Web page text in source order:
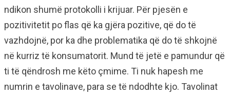
ndikon shumë protokolli i krijuar. Për pjesën e
pozitivitetit po flas që ka gjëra pozitive, që do të
vazhdojnë, por ka dhe problematika që do të shkojnë
në kurriz të konsumatorit. Mund të jetë e pamundur që
ti të qëndrosh me këto çmime. Ti nuk hapesh me
numrin e tavolinave, para se të ndodhte kjo. Tavolinat